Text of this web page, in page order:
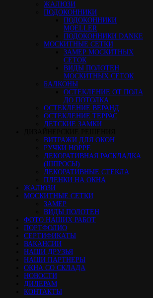
ЖАЛЮЗИ
ПОДОКОННИКИ
ПОДОКОННИКИ
MOELLER
ПОДОКОННИКИ DANKE
МОСКИТНЫЕ СЕТКИ
ЗАМЕР МОСКИТНЫХ
СЕТОК
ВИДЫ ПОЛОТЕН
МОСКИТНЫХ СЕТОК
БАЛКОНЫ
ОСТЕКЛЕНИЕ ОТ ПОЛА
ДО ПОТОЛКА
ОСТЕКЛЕНИЕ ВЕРАНД
ОСТЕКЛЕНИЕ ТЕРРАС
ДЕТСКИЕ ЗАМКИ
ВИТРАЖИ ДЛЯ ОКОН
РУЧКИ HOPPE
ДЕКОРАТИВНАЯ РАСКЛАДКА
(ШПРОСЫ)
ДЕКОРАТИВНЫЕ СТЕКЛА
ПЛЕНКИ НА ОКНА
ЖАЛЮЗИ
МОСКИТНЫЕ СЕТКИ
ЗАМЕР
ВИДЫ ПОЛОТЕН
ФОТО НАШИХ РАБОТ
ПОРТФОЛИО
СЕРТИФИКАТЫ
ВАКАНСИИ
НАШИ ДРУЗЬЯ
НАШИ ПАРТНЕРЫ
ОКНА СО СКЛАДА
НОВОСТИ
ДИЛЕРАМ
КОНТАКТЫ